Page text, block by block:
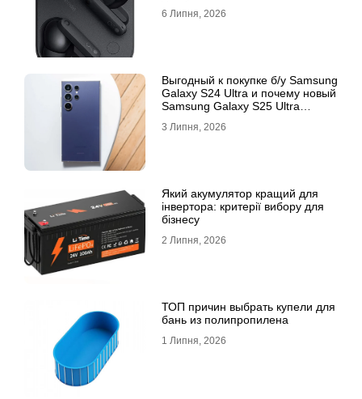
6 Липня, 2026
Выгодный к покупке б/у Samsung
Galaxy S24 Ultra и почему новый
Samsung Galaxy S25 Ultra
3 Липня, 2026
Який акумулятор кращий для
інвертора: критерії вибору для
бізнесу
2 Липня, 2026
ТОП причин выбрать купели для
бань из полипропилена
1 Липня, 2026